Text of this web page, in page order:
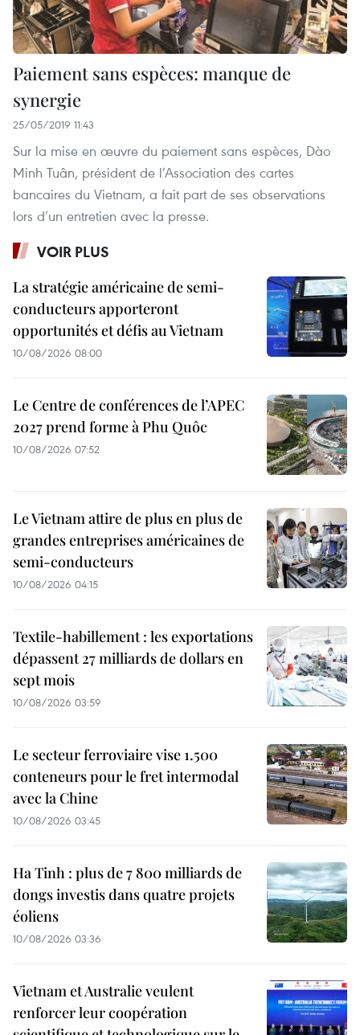
Paiement sans espèces: manque de
synergie
25/05/2019 11:43
Sur la mise en œuvre du paiement sans espèces, Dào
Minh Tuân, président de l’Association des cartes
bancaires du Vietnam, a fait part de ses observations
lors d’un entretien avec la presse.
VOIR PLUS
La stratégie américaine de semi-
conducteurs apporteront
opportunités et défis au Vietnam
10/08/2026 08:00
Le Centre de conférences de l’APEC
2027 prend forme à Phu Quôc
10/08/2026 07:52
Le Vietnam attire de plus en plus de
grandes entreprises américaines de
semi-conducteurs
10/08/2026 04:15
Textile-habillement : les exportations
dépassent 27 milliards de dollars en
sept mois
10/08/2026 03:59
Le secteur ferroviaire vise 1.500
conteneurs pour le fret intermodal
avec la Chine
10/08/2026 03:45
Ha Tinh : plus de 7 800 milliards de
dongs investis dans quatre projets
éoliens
10/08/2026 03:36
Vietnam et Australie veulent
renforcer leur coopération